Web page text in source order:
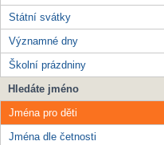
Státní svátky
Významné dny
Školní prázdniny
Hledáte jméno
Jména pro děti
Jména dle četnosti